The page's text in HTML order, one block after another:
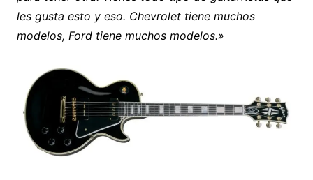
les gusta esto y eso. Chevrolet tiene muchos
modelos, Ford tiene muchos modelos.»